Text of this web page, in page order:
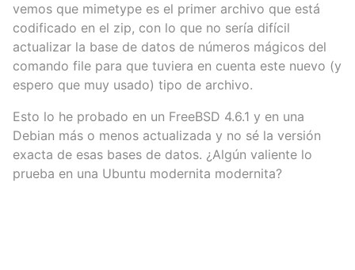
vemos que mimetype es el primer archivo que está
codificado en el zip, con lo que no sería difícil
actualizar la base de datos de números mágicos del
comando file para que tuviera en cuenta este nuevo (y
espero que muy usado) tipo de archivo.
Esto lo he probado en un FreeBSD 4.6.1 y en una
Debian más o menos actualizada y no sé la versión
exacta de esas bases de datos. ¿Algún valiente lo
prueba en una Ubuntu modernita modernita?